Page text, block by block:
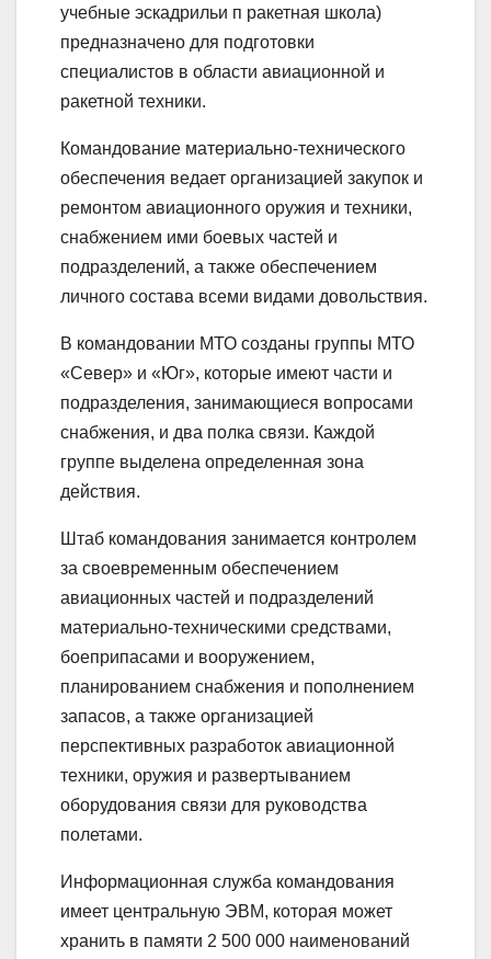
учебные эскадрильи п ракетная школа)
предназначено для подготовки
специалистов в области авиационной и
ракетной техники.
Командование материально-технического
обеспечения ведает организацией закупок и
ремонтом авиационного оружия и техники,
снабжением ими боевых частей и
подразделений, а также обеспечением
личного состава всеми видами довольствия.
В командовании МТО созданы группы МТО
«Север» и «Юг», которые имеют части и
подразделения, занимающиеся вопросами
снабжения, и два полка связи. Каждой
группе выделена определенная зона
действия.
Штаб командования занимается контролем
за своевременным обеспечением
авиационных частей и подразделений
материально-техническими средствами,
боеприпасами и вооружением,
планированием снабжения и пополнением
запасов, а также организацией
перспективных разработок авиационной
техники, оружия и развертыванием
оборудования связи для руководства
полетами.
Информационная служба командования
имеет центральную ЭВМ, которая может
хранить в памяти 2 500 000 наименований